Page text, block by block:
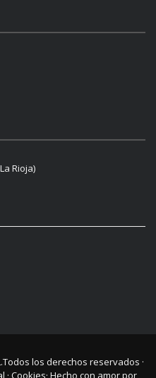
Rioja)
Todos los derechos reservados ·
· Cookies· Hecho con amor por